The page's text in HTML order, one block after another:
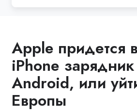
Apple придется
iPhone
Android, или
Европы